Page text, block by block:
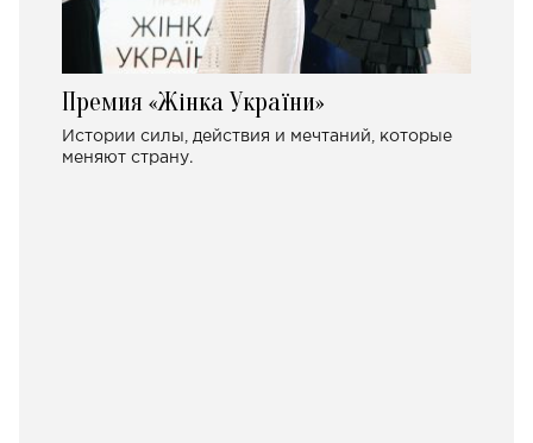
Премия «Жінка України»
Истории силы, действия и мечтаний, которые
меняют страну.